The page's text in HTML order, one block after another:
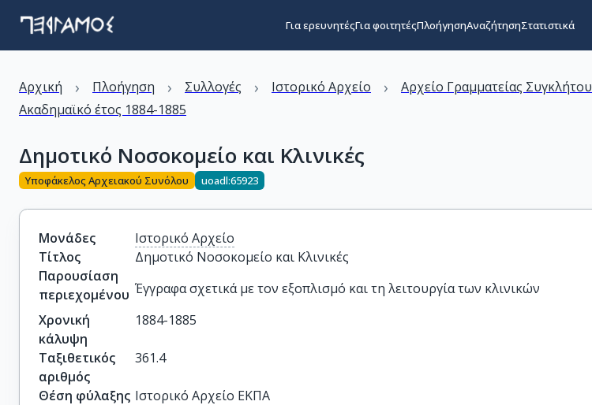
Για ερευνητέςΓια φοιτητέςΠλοήγησηΑναζήτησηΣτατιστικά
Αρχική › Πλοήγηση › Συλλογές › Ιστορικό Αρχείο › Αρχείο Γραμματείας Συγκλήτου
Ακαδημαϊκό έτος 1884-1885
Δημοτικό Νοσοκομείο και Κλινικές
Υποφάκελος Αρχειακού Συνόλου uoadl:65923
Μονάδες
Ιστορικό Αρχείο
Τίτλος
Δημοτικό Νοσοκομείο και Κλινικές
Παρουσίαση
περιεχομένου Έγγραφα σχετικά με τον εξοπλισμό και τη λειτουργία των κλινικών
Χρονική
κάλυψη
1884-1885
Ταξιθετικός
αριθμός
361.4
Θέση φύλαξης Ιστορικό Αρχείο ΕΚΠΑ